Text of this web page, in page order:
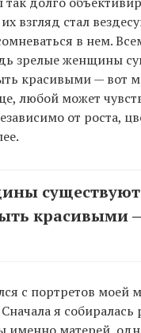
взгляд стал
в нем.
зрелые женщины
красивыми — вот
любой может
от роста,
красивыми
с портретов моей
я собиралась